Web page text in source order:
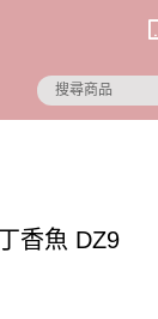
香魚 DZ9